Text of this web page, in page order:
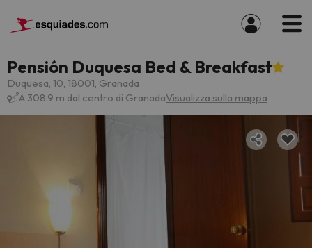
Pensión Duquesa Bed & Breakfast
Duquesa, 10, 18001, Granada
A 308.9 m dal centro di GranadaVisualizza sulla mappa